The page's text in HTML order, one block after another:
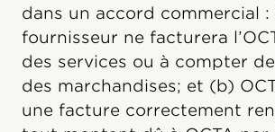
dans un accord commercial :
fournisseur ne facturera
des services ou à compter
des marchandises; et (b)
une facture correctement